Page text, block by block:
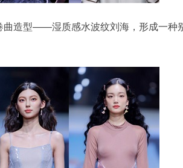
曲造型——湿质感水波纹刘海，形成一种